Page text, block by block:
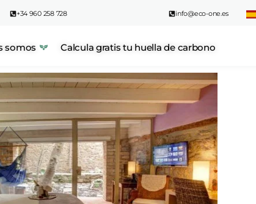
+34 960 258 728 info@eco-one.es
somos Calcula gratis tu huella de carbono